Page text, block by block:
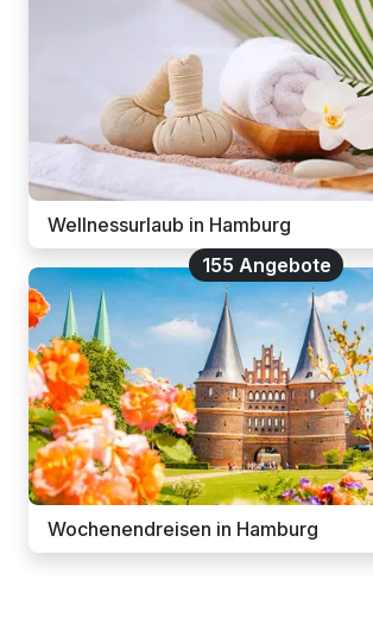
Wellnessurlaub in Hamburg
155 Angebote
Wochenendreisen in Hamburg